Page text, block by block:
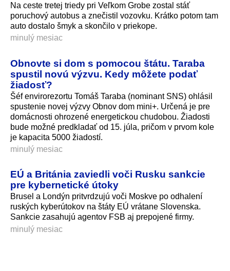
Na ceste tretej triedy pri Veľkom Grobe zostal stáť
poruchový autobus a znečistil vozovku. Krátko potom tam
auto dostalo šmyk a skončilo v priekope.
minulý mesiac
Obnovte si dom s pomocou štátu. Taraba
spustil novú výzvu. Kedy môžete podať
žiadosť?
Šéf envirorezortu Tomáš Taraba (nominant SNS) ohlásil
spustenie novej výzvy Obnov dom mini+. Určená je pre
domácnosti ohrozené energetickou chudobou. Žiadosti
bude možné predkladať od 15. júla, pričom v prvom kole
je kapacita 5000 žiadostí.
minulý mesiac
EÚ a Británia zaviedli voči Rusku sankcie
pre kybernetické útoky
Brusel a Londýn pritvrdzujú voči Moskve po odhalení
ruských kyberútokov na štáty EÚ vrátane Slovenska.
Sankcie zasahujú agentov FSB aj prepojené firmy.
minulý mesiac